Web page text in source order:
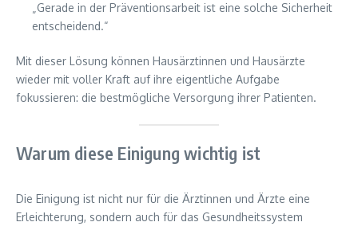
„Gerade in der Präventionsarbeit ist eine solche Sicherheit
entscheidend.“
Mit dieser Lösung können Hausärztinnen und Hausärzte
wieder mit voller Kraft auf ihre eigentliche Aufgabe
fokussieren: die bestmögliche Versorgung ihrer Patienten.
Warum diese Einigung wichtig ist
Die Einigung ist nicht nur für die Ärztinnen und Ärzte eine
Erleichterung, sondern auch für das Gesundheitssystem